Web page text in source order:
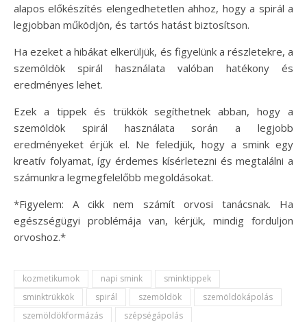
alapos előkészítés elengedhetetlen ahhoz, hogy a spirál a
legjobban működjön, és tartós hatást biztosítson.
Ha ezeket a hibákat elkerüljük, és figyelünk a részletekre, a
szemöldök spirál használata valóban hatékony és
eredményes lehet.
Ezek a tippek és trükkök segíthetnek abban, hogy a
szemöldök spirál használata során a legjobb
eredményeket érjük el. Ne feledjük, hogy a smink egy
kreatív folyamat, így érdemes kísérletezni és megtalálni a
számunkra legmegfelelőbb megoldásokat.
*Figyelem: A cikk nem számít orvosi tanácsnak. Ha
egészségügyi problémája van, kérjük, mindig forduljon
orvoshoz.*
kozmetikumok napi smink
sminktippek
sminktrükkök
spirál szemöldök
szemöldökápolás
szemöldökformázás
szépségápolás